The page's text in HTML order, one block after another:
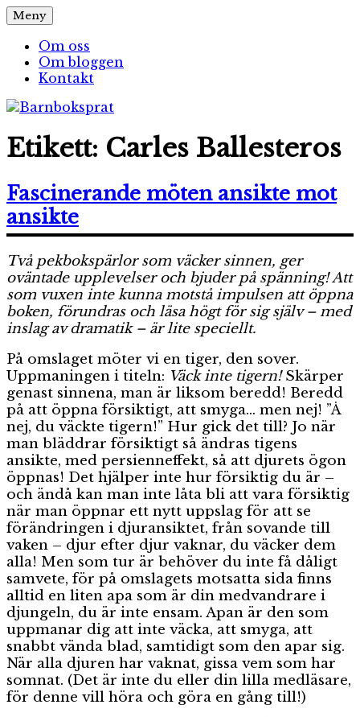
Hoppa
till
innehåll
Barnboksprat
– en blogg om barnböcker
Meny
Om oss
Om bloggen
Kontakt
Etikett: Carles Ballesteros
Fascinerande möten ansikte mot
ansikte
Två pekbokspärlor som väcker sinnen, ger
oväntade upplevelser och bjuder på spänning! Att
som vuxen inte kunna motstå impulsen att öppna
boken, förundras och läsa högt för sig själv – med
inslag av dramatik – är lite speciellt.
På omslaget möter vi en tiger, den sover.
Uppmaningen i titeln: Väck inte tigern!Skärper
genast sinnena, man är liksom beredd! Beredd
på att öppna försiktigt, att smyga… men nej! ”Å
nej, du väckte tigern!” Hur gick det till? Jo när
man bläddrar försiktigt så ändras tigens
ansikte, med persienneffekt, så att djurets ögon
öppnas! Det hjälper inte hur försiktig du är –
och ändå kan man inte låta bli att vara försiktig
när man öppnar ett nytt uppslag för att se
förändringen i djuransiktet, från sovande till
vaken – djur efter djur vaknar, du väcker dem
alla! Men som tur är behöver du inte få dåligt
samvete, för på omslagets motsatta sida finns
alltid en liten apa som är din medvandrare i
djungeln, du är inte ensam. Apan är den som
uppmanar dig att inte väcka, att smyga, att
snabbt vända blad, samtidigt som den apar sig.
När alla djuren har vaknat, gissa vem som har
somnat. (Det är inte du eller din lilla medläsare,
för denne vill höra och göra en gång till!)